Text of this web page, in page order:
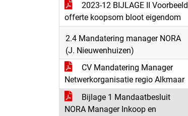
2023-12 BIJLAGE II Voorbeeld
offerte koopsom bloot eigendom
2.4 Mandatering manager NORA
(J. Nieuwenhuizen)
CV Mandatering Manager
Netwerkorganisatie regio Alkmaar
Bijlage 1 Mandaatbesluit
NORA Manager Inkoop en